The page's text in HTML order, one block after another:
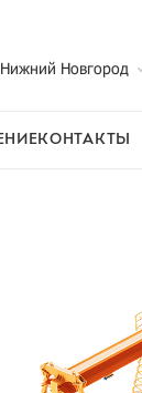
Нижний Новгород
КОНТАКТЫ